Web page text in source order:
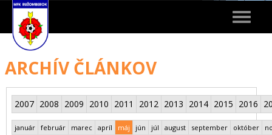
Toggle
ARCHÍV ČLÁNKOV
2007 2008 2009 2010 2011 2012 2013 2014 2015 2016
január február marec apríl máj jún júl august september október